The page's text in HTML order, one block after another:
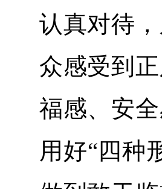
认真对待
众感受到
福感、安
用好“四种